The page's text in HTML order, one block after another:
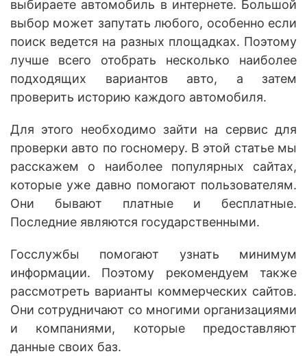
выбираете автомобиль в интернете. Большой
выбор может запутать любого, особенно если
поиск ведется на разных площадках. Поэтому
лучше всего отобрать несколько наиболее
подходящих вариантов авто, а затем
проверить историю каждого автомобиля.
Для этого необходимо зайти на сервис для
проверки авто по госномеру. В этой статье мы
расскажем о наиболее популярных сайтах,
которые уже давно помогают пользователям.
Они бывают платные и бесплатные.
Последние являются государственными.
Госслужбы помогают узнать минимум
информации. Поэтому рекомендуем также
рассмотреть варианты коммерческих сайтов.
Они сотрудничают со многими организациями
и компаниями, которые предоставляют
данные своих баз.